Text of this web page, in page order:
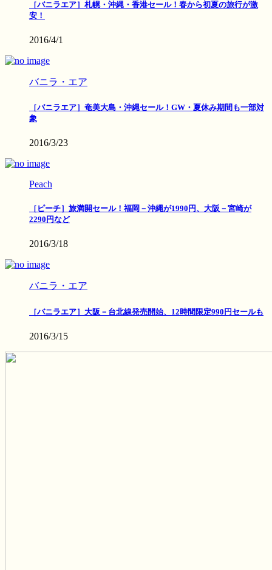
［バニラエア］札幌・沖縄・香港セール！春から初夏の旅行が激
安！
2016/4/1
バニラ・エア
［バニラエア］奄美大島・沖縄セール！GW・夏休み期間も一部対
象
2016/3/23
Peach
［ピーチ］旅満開セール！福岡－沖縄が1990円、大阪－宮崎が
2290円など
2016/3/18
バニラ・エア
［バニラエア］大阪－台北線発売開始、12時間限定990円セールも
2016/3/15